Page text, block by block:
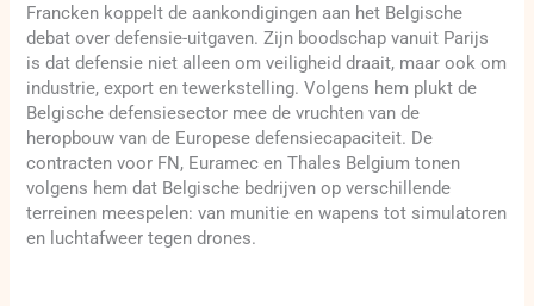
Francken koppelt de aankondigingen aan het Belgische
debat over defensie-uitgaven. Zijn boodschap vanuit Parijs
is dat defensie niet alleen om veiligheid draait, maar ook om
industrie, export en tewerkstelling. Volgens hem plukt de
Belgische defensiesector mee de vruchten van de
heropbouw van de Europese defensiecapaciteit. De
contracten voor FN, Euramec en Thales Belgium tonen
volgens hem dat Belgische bedrijven op verschillende
terreinen meespelen: van munitie en wapens tot simulatoren
en luchtafweer tegen drones.